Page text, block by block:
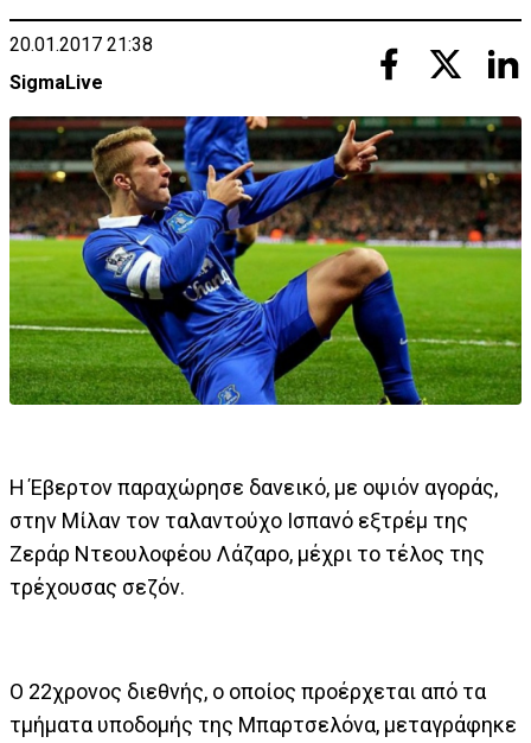
20.01.2017 21:38
SigmaLive
Η Έβερτον παραχώρησε δανεικό, με οψιόν αγοράς,
στην Μίλαν τον ταλαντούχο Ισπανό εξτρέμ της
Ζεράρ Ντεουλοφέου Λάζαρο, μέχρι το τέλος της
τρέχουσας σεζόν.
Ο 22χρονος διεθνής, ο οποίος προέρχεται από τα
τμήματα υποδομής της Μπαρτσελόνα, μεταγράφηκε